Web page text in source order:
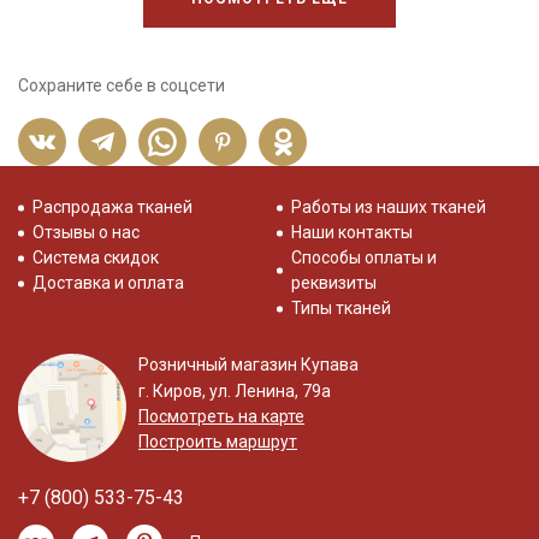
Сохраните себе в соцсети
Распродажа тканей
Отзывы о нас
Система скидок
Доставка и оплата
Работы из наших тканей
Наши контакты
Способы оплаты и
реквизиты
Типы тканей
Розничный магазин Купава
г. Киров, ул. Ленина, 79а
Посмотреть на карте
Построить маршрут
+7 (800) 533-75-43